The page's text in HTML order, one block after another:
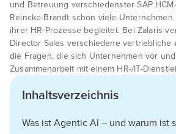
und Betreuung verschiedenster SAP
Reincke-Brandt schon viele
ihrer HR-Prozesse begleitet. Bei Zalaris
Director Sales verschiedene vertriebliche
die Fragen, die sich Unternehmen vor
Zusammenarbeit mit einem HR-/IT-
Inhaltsverzeichnis
Was ist Agentic AI – und warum ist